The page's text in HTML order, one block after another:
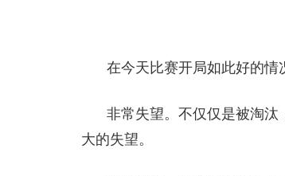
在今天比赛开局如此好的情
非常失望。不仅仅是被淘
大的失望。